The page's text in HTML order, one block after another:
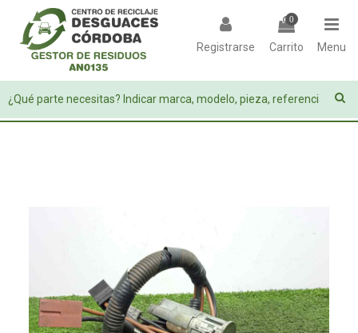
Registrarse
0
Carrito Menu